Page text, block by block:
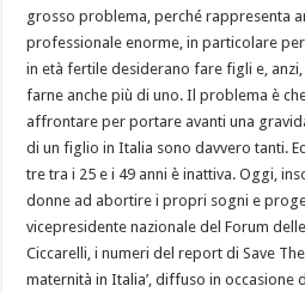
grosso problema, perché rappresenta
professionale enorme, in particolare
in età fertile desiderano fare figli e,
farne anche più di uno. Il problema è
affrontare per portare avanti una
di un figlio in Italia sono davvero tanti.
tre tra i 25 e i 49 anni è inattiva. Oggi,
donne ad abortire i propri sogni e
vicepresidente nazionale del Forum
Ciccarelli, i numeri del report di Save
maternità in Italia’, diffuso in occasione